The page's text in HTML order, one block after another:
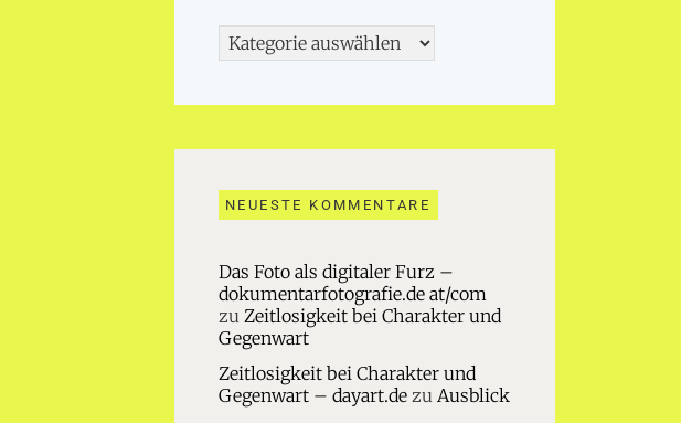
Kategorien
NEUESTE KOMMENTARE
Das Foto als digitaler Furz –
dokumentarfotografie.de at/com
zu Zeitlosigkeit bei Charakter und
Gegenwart
Zeitlosigkeit bei Charakter und
Gegenwart – dayart.dezu Ausblick